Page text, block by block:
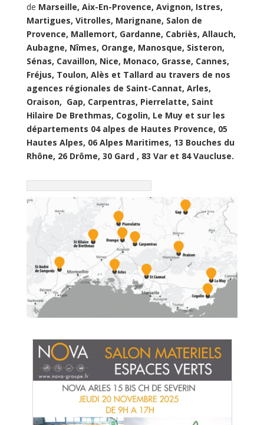
de Marseille, Aix-En-Provence, Avignon, Istres,
Martigues, Vitrolles, Marignane, Salon de
Provence, Mallemort, Gardanne, Cabriès, Allauch,
Aubagne, Nîmes, Orange, Manosque, Sisteron,
Sénas, Cavaillon, Nice, Monaco, Grasse, Cannes,
Fréjus, Toulon, Alès et Tallard au travers de nos
agences régionales de Saint-Cannat, Arles,
Oraison, Gap, Carpentras, Pierrelatte, Saint
Hilaire De Brethmas, Cogolin, Le Muy et sur les
départements 04 alpes de Hautes Provence, 05
Hautes Alpes, 06 Alpes Maritimes, 13 Bouches du
Rhône, 26 Drôme, 30 Gard , 83 Var et 84 Vaucluse.